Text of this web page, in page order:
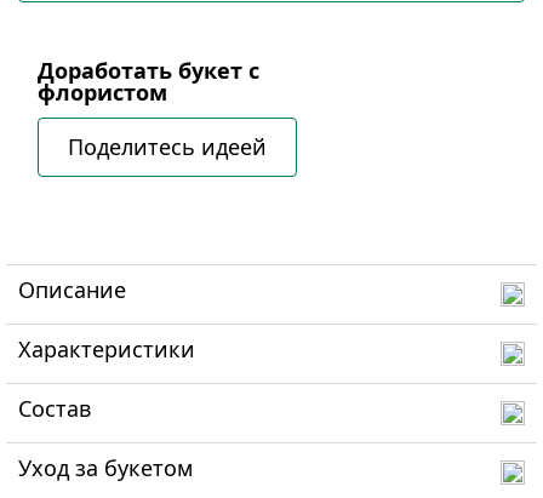
Доработать букет с
флористом
Поделитесь идеей
Описание
Характеристики
Состав
Уход за букетом